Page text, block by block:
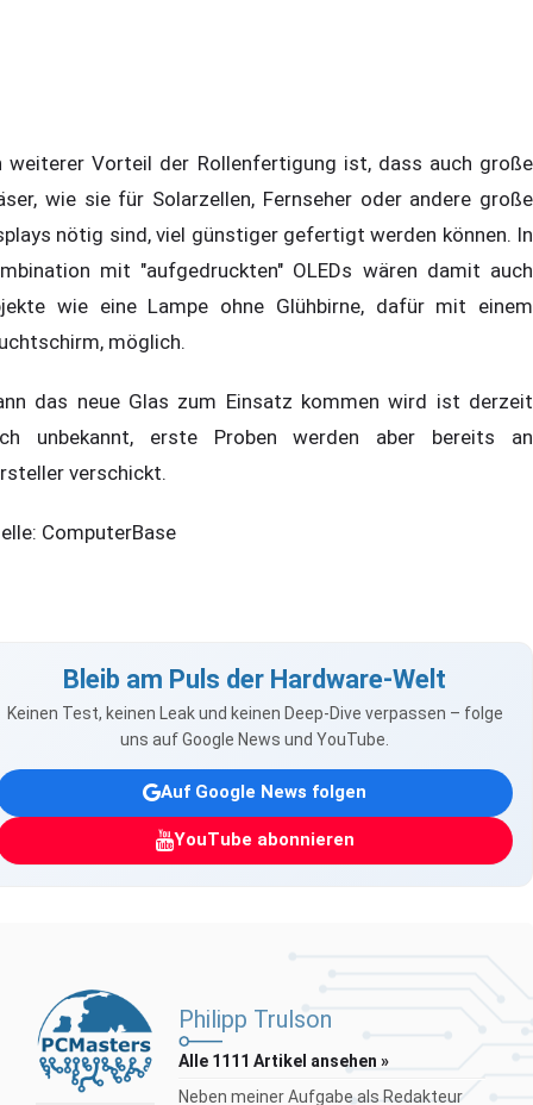
weiterer Vorteil der Rollenfertigung ist, dass auch große
wie sie für Solarzellen, Fernseher oder andere große
nötig sind, viel günstiger gefertigt werden können. In
mit "aufgedruckten" OLEDs wären damit auch
wie eine Lampe ohne Glühbirne, dafür mit einem
möglich.
das neue Glas zum Einsatz kommen wird ist derzeit
unbekannt, erste Proben werden aber bereits an
verschickt.
ComputerBase
Bleib am Puls der Hardware-Welt
Keinen Test, keinen Leak und keinen Deep-Dive verpassen – folge
uns auf Google News und YouTube.
Auf Google News folgen
YouTube abonnieren
Philipp Trulson
Alle 1111 Artikel ansehen »
Neben meiner Aufgabe als Redakteur